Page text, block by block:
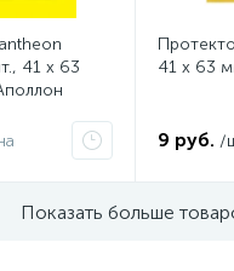
41 x 63
41 x 63
9 руб. /
Показать больше